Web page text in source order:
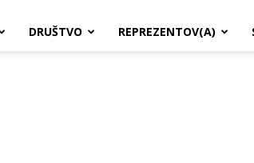
DRUŠTVO REPREZENTOV(A)